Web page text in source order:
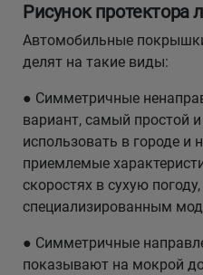
Рисунок протектора
Автомобильные
делят на такие виды:
● Симметричные
вариант, самый простой
использовать в городе и
приемлемые
скоростях в сухую
специализированным
● Симметричные
показывают на мокрой